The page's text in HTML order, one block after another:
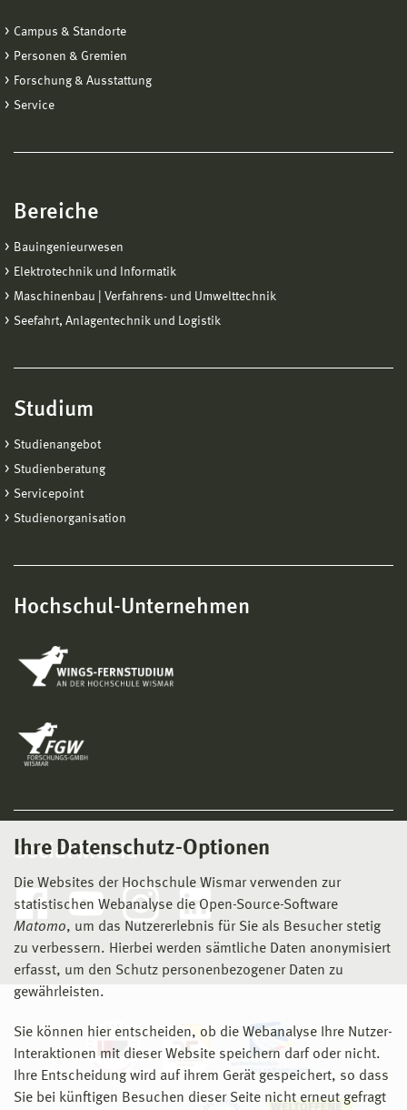
Ihre Datenschutz-Optionen
Die Websites der Hochschule Wismar verwenden zur
statistischen Webanalyse die Open-Source-Software
Matomo, um das Nutzererlebnis für Sie als Besucher stetig
zu verbessern. Hierbei werden sämtliche Daten anonymisiert
erfasst, um den Schutz personenbezogener Daten zu
gewährleisten.
Sie können hier entscheiden, ob die Webanalyse Ihre Nutzer-
Interaktionen mit dieser Website speichern darf oder nicht.
Ihre Entscheidung wird auf ihrem Gerät gespeichert, so dass
Sie bei künftigen Besuchen dieser Seite nicht erneut gefragt
Campus & Standorte
Personen & Gremien
Forschung & Ausstattung
Service
Bereiche
Bauingenieurwesen
Elektrotechnik und Informatik
Maschinenbau | Verfahrens- und Umwelttechnik
Seefahrt, Anlagentechnik und Logistik
Studium
Studienangebot
Studienberatung
Servicepoint
Studienorganisation
Hochschul-Unternehmen
Social Media